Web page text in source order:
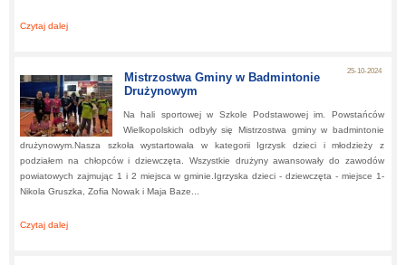
Czytaj dalej
25-10-2024
Mistrzostwa Gminy w Badmintonie
Drużynowym
Na hali sportowej w Szkole Podstawowej im. Powstańców
Wielkopolskich odbyły się Mistrzostwa gminy w badmintonie
drużynowym.Nasza szkoła wystartowała w kategorii Igrzysk dzieci i młodzieży z
podziałem na chłopców i dziewczęta. Wszystkie drużyny awansowały do zawodów
powiatowych zajmując 1 i 2 miejsca w gminie.Igrzyska dzieci - dziewczęta - miejsce 1-
Nikola Gruszka, Zofia Nowak i Maja Baze...
Czytaj dalej